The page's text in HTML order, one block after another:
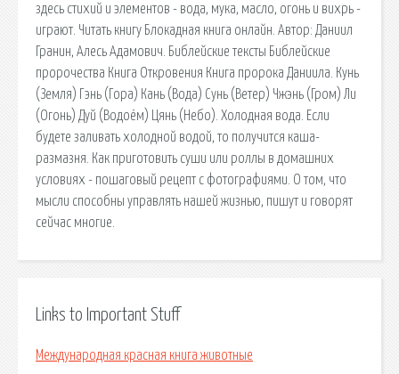
здесь стихий и элементов - вода, мука, масло, огонь и вихрь -
играют. Читать книгу Блокадная книга онлайн. Автор: Даниил
Гранин, Алесь Адамович. Библейские тексты Библейские
пророчества Книга Откровения Книга пророка Даниила. Кунь
(Земля) Гэнь (Гора) Кань (Вода) Сунь (Ветер) Чжэнь (Гром) Ли
(Огонь) Дуй (Водоём) Цянь (Небо). Холодная вода. Если
будете заливать холодной водой, то получится каша-
размазня. Как приготовить суши или роллы в домашних
условиях - пошаговый рецепт с фотографиями. О том, что
мысли способны управлять нашей жизнью, пишут и говорят
сейчас многие.
Links to Important Stuff
Международная красная книга животные